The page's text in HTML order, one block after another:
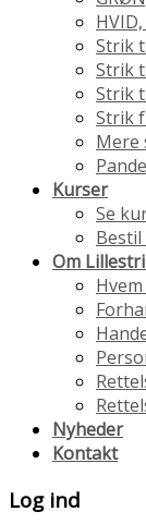
Strik
Strik
Strik
Strik
Mere
Kurser
Se
Om
Nyheder
Kontakt
Log ind